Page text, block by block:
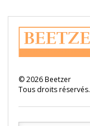
©2026Beetzer
Tous droits réservés.